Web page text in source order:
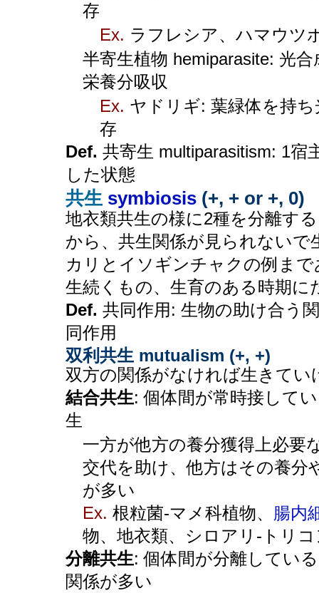
存
Ex. ラフレシア、ハマウツ
半寄生植物 hemiparasite: 光
栄養分吸収
Ex. ヤドリギ: 葉緑体を持
存
Def. 共寄生 multiparasitism: 1宿
した状態
共生 symbiosis (+, + or +, 0)
地衣類共生の様に2種を分離す
から、共生関係が見られない
カリとイソギンチャクの例ま
生続くもの、生育のある時期
Def. 共同作用: 生物の助け合う
同作用
双利共生 mutualism (+, +)
双方の関係がなければ生きてい
結合共生: 個体間が常時接して
生
一方が他方の養分獲得上必要
交代を助け、他方はその養分
が多い
Ex. 根粒菌-マメ科植物、 腸内
物、地衣類、シロアリ-トリ
分離共生: 個体間が分離してい
関係が多い